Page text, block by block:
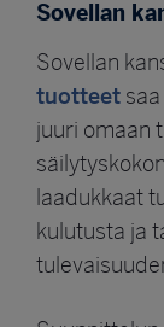
Sovellan
Sovellan
tuotteet
juuri omaan
laadukkaat
kulutusta ja